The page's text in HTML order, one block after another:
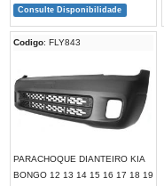
Consulte Disponibilidade
Codigo: FLY843
PARACHOQUE DIANTEIRO KIA
BONGO 12 13 14 15 16 17 18 19